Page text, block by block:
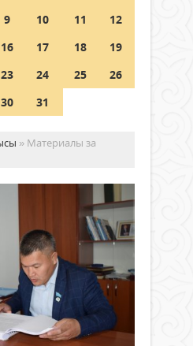
дауыс бере
9 10 11
12
16 17 18
19
23 24 25
26
30 31
» Материалы за
Қоғам
желтоқсан
2021 ж.
344
0
Толығырақ